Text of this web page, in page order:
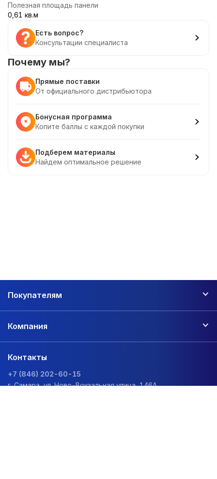
Полезная площадь панели
0,61 кв.м
Есть вопрос?
Консультации специалиста
Почему мы?
Прямые поставки
От официального дистрибьютора
Бонусная программа
Копите баллы с каждой покупки
Подберем материалы
Найдем оптимальное решение
Покупателям
Компания
Контакты
+7 (846) 202-60-15
г. Самара, ул. Ново-Вокзальная улица, 146А